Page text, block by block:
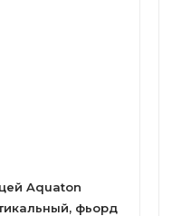
Aquaton
фьорд